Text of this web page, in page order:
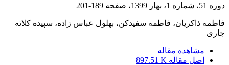
دوره 51، شماره 1، بهار 1399، صفحه 189-201
فاطمه ذاکریان، فاطمه سفیدکن، بهلول عباس زاده، سپیده کلاته
جاری
مشاهده مقاله
اصل مقاله 897.51 K